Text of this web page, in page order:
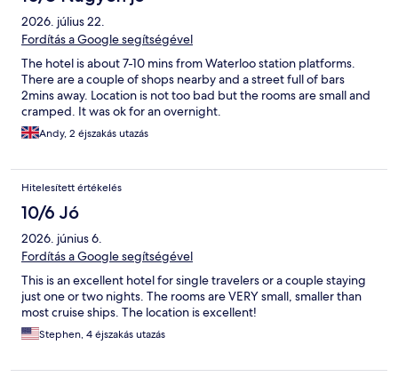
2026. július 22.
Fordítás a Google segítségével
The hotel is about 7-10 mins from Waterloo station platforms.
There are a couple of shops nearby and a street full of bars
2mins away. Location is not too bad but the rooms are small and
cramped. It was ok for an overnight.
Andy, 2 éjszakás utazás
Hitelesített értékelés
10/6 Jó
2026. június 6.
Fordítás a Google segítségével
This is an excellent hotel for single travelers or a couple staying
just one or two nights. The rooms are VERY small, smaller than
most cruise ships. The location is excellent!
Stephen, 4 éjszakás utazás